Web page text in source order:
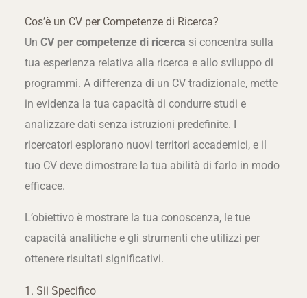
Cos’è un CV per Competenze di Ricerca?
Un CV per competenze di ricerca si concentra sulla
tua esperienza relativa alla ricerca e allo sviluppo di
programmi. A differenza di un CV tradizionale, mette
in evidenza la tua capacità di condurre studi e
analizzare dati senza istruzioni predefinite. I
ricercatori esplorano nuovi territori accademici, e il
tuo CV deve dimostrare la tua abilità di farlo in modo
efficace.
L’obiettivo è mostrare la tua conoscenza, le tue
capacità analitiche e gli strumenti che utilizzi per
ottenere risultati significativi.
1. Sii Specifico